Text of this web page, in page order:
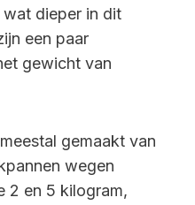
dieper in dit
een paar
gewicht van
gemaakt van
wegen
2 en 5 kilogram,